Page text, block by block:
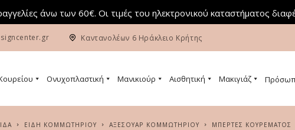
άνω των 60€. Οι τιμές του ηλεκτρονικού καταστήματος
Καντανολέων 6 Ηράκλειο Κρήτης
Ονυχοπλαστική Μανικιούρ Αισθητική Μακιγιάζ
ΕΙΔΗ ΚΟΜΜΩΤΗΡΙΟΥ ΑΞΕΣΟΥΑΡ ΚΟΜΜΩΤΗΡΙΟΥ
ΜΠΕΡΤΕΣ ΚΟΥΡΕΜΑΤΟΣ